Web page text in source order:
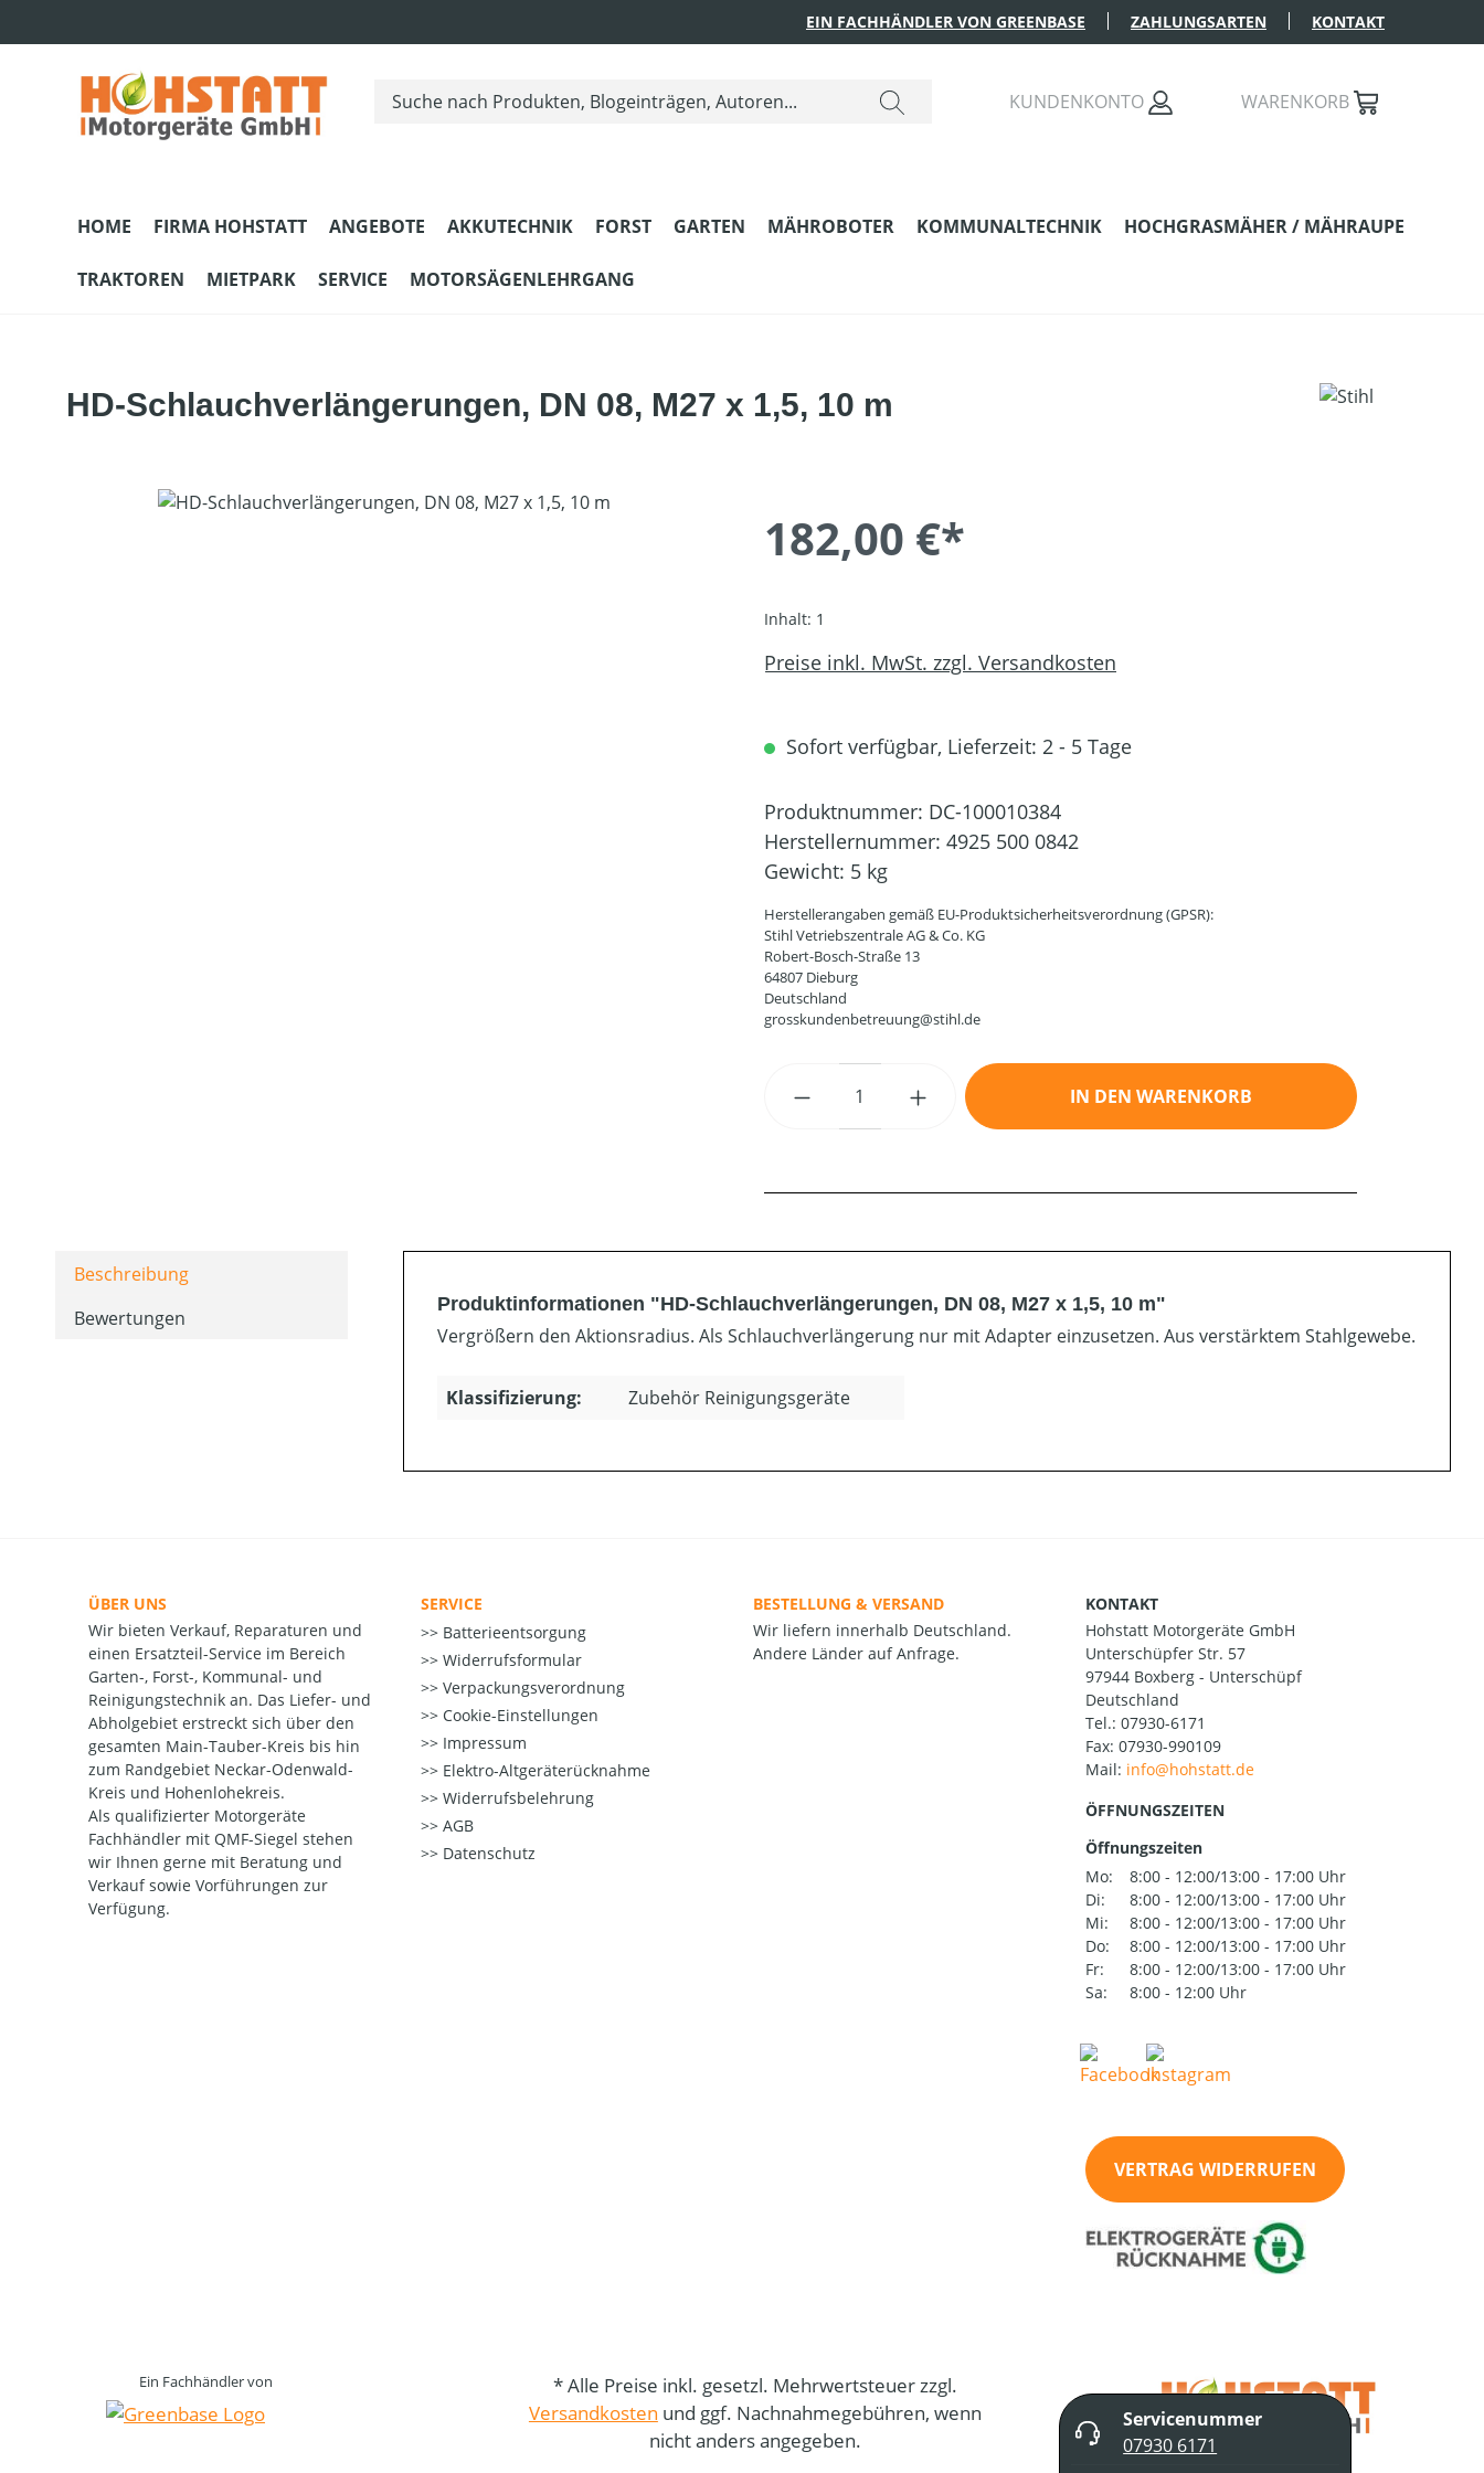
EIN FACHHÄNDLER VON GREENBASE ZAHLUNGSARTEN KONTAKT
KUNDENKONTO WARENKORB
HOME FIRMA HOHSTATT ANGEBOTE AKKUTECHNIK FORST GARTEN MÄHROBOTER KOMMUNALTECHNIK HOCHGRASMÄHER / MÄHRAUPE
TRAKTOREN MIETPARK SERVICE MOTORSÄGENLEHRGANG
HD-Schlauchverlängerungen, DN 08, M27 x 1,5, 10 m
Bildergalerie überspringen
182,00 €*
Inhalt: 1
Preise inkl. MwSt. zzgl. Versandkosten
Sofort verfügbar, Lieferzeit: 2 - 5 Tage
Produktnummer: DC-100010384
Herstellernummer: 4925 500 0842
Gewicht: 5 kg
Herstellerangaben gemäß EU-Produktsicherheitsverordnung (GPSR):
Stihl Vetriebszentrale AG & Co. KG
Robert-Bosch-Straße 13
64807 Dieburg
Deutschland
grosskundenbetreuung@stihl.de
Produkt Anzahl: Gib den gewünschten Wert ein oder
IN DEN WARENKORB
Beschreibung
Bewertungen
Produktinformationen "HD-Schlauchverlängerungen, DN 08, M27 x 1,5, 10 m"
Vergrößern den Aktionsradius. Als Schlauchverlängerung nur mit Adapter einzusetzen. Aus verstärktem Stahlgewebe.
Klassifizierung: Zubehör Reinigungsgeräte
ÜBER UNS
Wir bieten Verkauf, Reparaturen und
einen Ersatzteil-Service im Bereich
Garten-, Forst-, Kommunal- und
Reinigungstechnik an. Das Liefer- und
Abholgebiet erstreckt sich über den
gesamten Main-Tauber-Kreis bis hin
zum Randgebiet Neckar-Odenwald-
Kreis und Hohenlohekreis.
Als qualifizierter Motorgeräte
Fachhändler mit QMF-Siegel stehen
wir Ihnen gerne mit Beratung und
Verkauf sowie Vorführungen zur
Verfügung.
SERVICE
Batterieentsorgung
Widerrufsformular
Verpackungsverordnung
Cookie-Einstellungen
Impressum
Elektro-Altgeräterücknahme
Widerrufsbelehrung
AGB
Datenschutz
BESTELLUNG & VERSAND
Wir liefern innerhalb Deutschland.
Andere Länder auf Anfrage.
KONTAKT
Hohstatt Motorgeräte GmbH
Unterschüpfer Str. 57
97944 Boxberg - Unterschüpf
Deutschland
Tel.: 07930-6171
Fax: 07930-990109
Mail:
ÖFFNUNGSZEITEN
Öffnungszeiten
Mo:
8:00 - 12:00/13:00 - 17:00 Uhr
Di:
8:00 - 12:00/13:00 - 17:00 Uhr
Mi:
8:00 - 12:00/13:00 - 17:00 Uhr
Do:
8:00 - 12:00/13:00 - 17:00 Uhr
Fr:
8:00 - 12:00/13:00 - 17:00 Uhr
Sa:
8:00 - 12:00 Uhr
VERTRAG WIDERRUFEN
Ein Fachhändler von
* Alle Preise inkl. gesetzl. Mehrwertsteuer zzgl.
Versandkosten und ggf. Nachnahmegebühren, wenn
nicht anders angegeben.
Servicenummer
07930 6171